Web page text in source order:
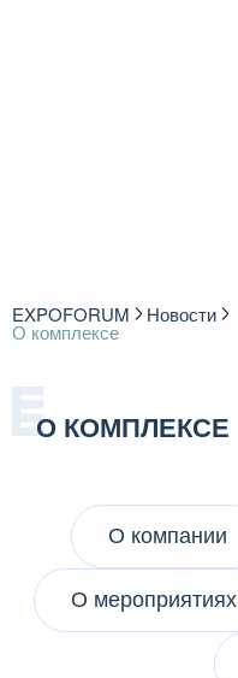
EXPOFORUM Новости
О комплексе
О КОМПЛЕКСЕ
О компании
О мероприятиях